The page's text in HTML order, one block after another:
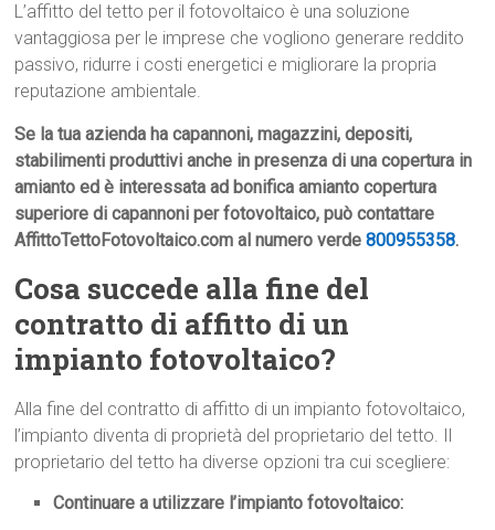
L’affitto del tetto per il fotovoltaico è una soluzione
vantaggiosa per le imprese che vogliono generare reddito
passivo, ridurre i costi energetici e migliorare la propria
reputazione ambientale.
Se la tua azienda ha capannoni, magazzini, depositi,
stabilimenti produttivi anche in presenza di una copertura in
amianto ed è interessata ad bonifica amianto copertura
superiore di capannoni per fotovoltaico, può contattare
AffittoTettoFotovoltaico.com al numero verde800955358.
Cosa succede alla fine del
contratto di affitto di un
impianto fotovoltaico?
Alla fine del contratto di affitto di un impianto fotovoltaico,
l’impianto diventa di proprietà del proprietario del tetto. Il
proprietario del tetto ha diverse opzioni tra cui scegliere:
Continuare a utilizzare l’impianto fotovoltaico: